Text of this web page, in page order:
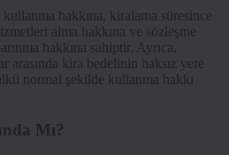
hakkına, kiralama süresince
alma hakkına ve sözleşme
hakkına sahiptir. Ayrıca,
arasında kira bedelinin haksız yere
normal şekilde kullanma hakkı
Mı?